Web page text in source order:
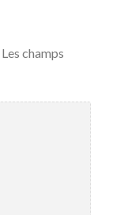
Les champs